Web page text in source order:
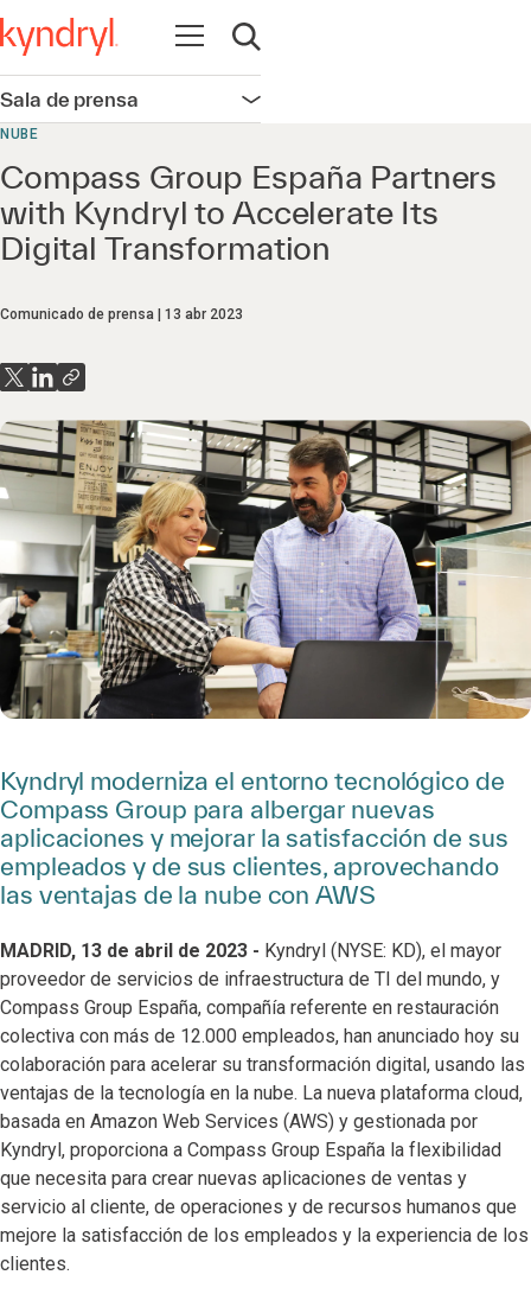
Abrir navegación
Abrir búsqueda
Sala de prensa Abrir navegación
NUBE
Compass Group España Partners
with Kyndryl to Accelerate Its
Digital Transformation
Comunicado de prensa 13 abr 2023
Kyndryl moderniza el entorno tecnológico de
Compass Group para albergar nuevas
aplicaciones y mejorar la satisfacción de sus
empleados y de sus clientes, aprovechando
las ventajas de la nube con AWS
MADRID, 13 de abril de 2023 - Kyndryl (NYSE: KD), el mayor
proveedor de servicios de infraestructura de TI del mundo, y
Compass Group España, compañía referente en restauración
colectiva con más de 12.000 empleados, han anunciado hoy su
colaboración para acelerar su transformación digital, usando las
ventajas de la tecnología en la nube. La nueva plataforma cloud,
basada en Amazon Web Services (AWS) y gestionada por
Kyndryl, proporciona a Compass Group España la flexibilidad
que necesita para crear nuevas aplicaciones de ventas y
servicio al cliente, de operaciones y de recursos humanos que
mejore la satisfacción de los empleados y la experiencia de los
clientes.